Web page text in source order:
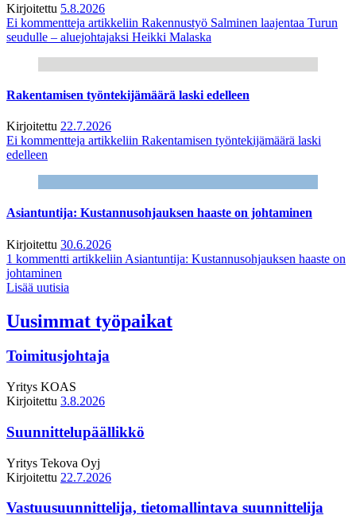
Kirjoitettu 5.8.2026
Ei kommentteja artikkeliin Rakennustyö Salminen laajentaa Turun
seudulle – aluejohtajaksi Heikki Malaska
Rakentamisen työntekijämäärä laski edelleen
Kirjoitettu 22.7.2026
Ei kommentteja artikkeliin Rakentamisen työntekijämäärä laski
edelleen
Asiantuntija: Kustannusohjauksen haaste on johtaminen
Kirjoitettu 30.6.2026
1 kommentti artikkeliin Asiantuntija: Kustannusohjauksen haaste on
johtaminen
Lisää uutisia
Uusimmat työpaikat
Toimitusjohtaja
Yritys KOAS
Kirjoitettu 3.8.2026
Suunnittelupäällikkö
Yritys Tekova Oyj
Kirjoitettu 22.7.2026
Vastuusuunnittelija, tietomallintava suunnittelija